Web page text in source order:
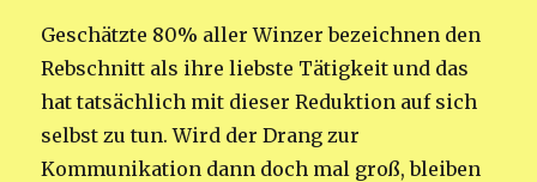
Geschätzte 80% aller Winzer bezeichnen den
Rebschnitt als ihre liebste Tätigkeit und das
hat tatsächlich mit dieser Reduktion auf sich
selbst zu tun. Wird der Drang zur
Kommunikation dann doch mal groß, bleiben